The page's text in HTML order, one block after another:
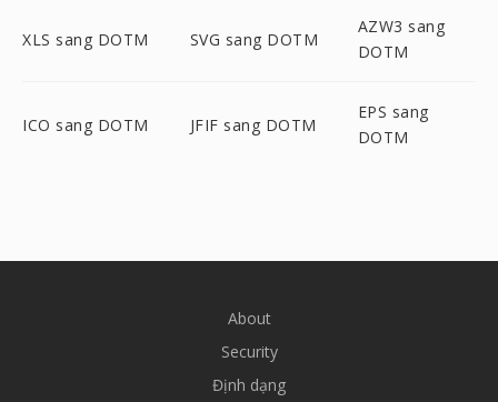
XLS sang DOTM SVG sang DOTM
AZW3 sang
DOTM
ICO sang DOTM JFIF sang DOTM
EPS sang
DOTM
About
Security
Định dạng